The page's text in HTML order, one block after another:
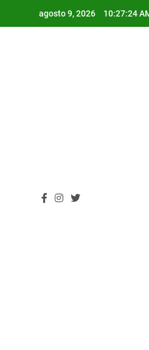
agosto 9, 2026 10:27:25